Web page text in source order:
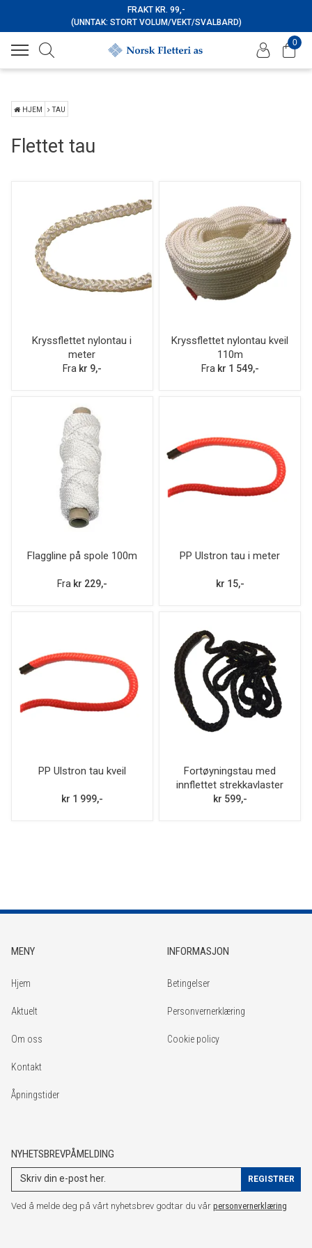
FRAKT KR. 99,-
(UNNTAK: STORT VOLUM/VEKT/SVALBARD)
0
HJEM TAU
Flettet tau
Kryssflettet nylontau i
meter
Fra kr 9,-
Kryssflettet nylontau kveil
110m
Fra kr 1 549,-
Flaggline på spole 100m
Fra kr 229,-
PP Ulstron tau i meter
kr 15,-
PP Ulstron tau kveil
kr 1 999,-
Fortøyningstau med
innflettet strekkavlaster
av gummi
kr 599,-
MENY
Hjem
Aktuelt
Om oss
Kontakt
Åpningstider
INFORMASJON
Betingelser
Personvernerklæring
Cookie policy
NYHETSBREVPÅMELDING
Ved å melde deg på vårt nyhetsbrev godtar du vår personvernerklæring